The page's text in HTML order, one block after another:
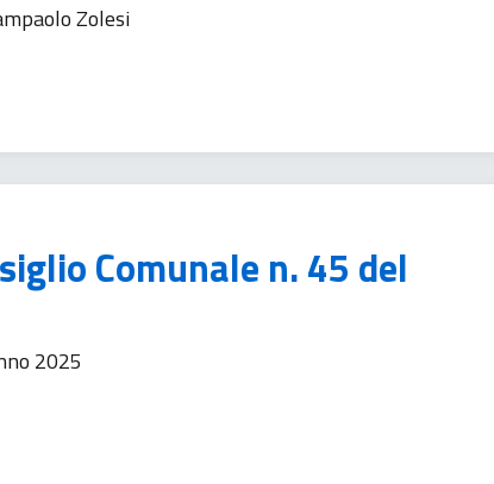
Zolesi
Comunale n. 45 del
2025